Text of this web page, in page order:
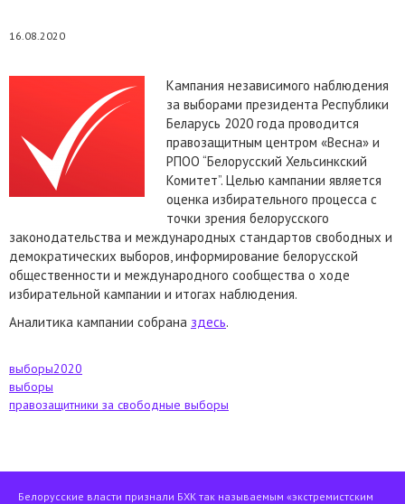
16.08.2020
Кампания независимого наблюдения
за выборами президента Республики
Беларусь 2020 года проводится
правозащитным центром «Весна» и
РПОО “Белорусский Хельсинкский
Комитет”. Целью кампании является
оценка избирательного процесса с
точки зрения белорусского
законодательства и международных стандартов свободных и
демократических выборов, информирование белорусской
общественности и международного сообщества о ходе
избирательной кампании и итогах наблюдения.
Аналитика кампании собрана здесь.
выборы2020
выборы
правозащитники за свободные выборы
Белорусские власти признали БХК так называемым «экстремистским